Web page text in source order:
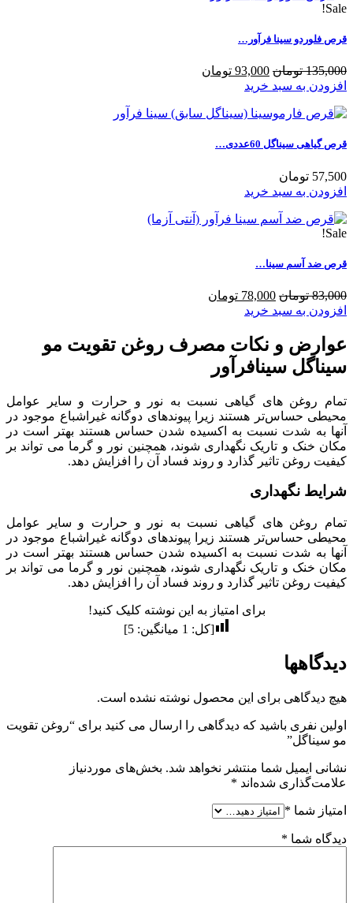
Sale!
قرص فلوردو سینا فرآور…
135,000 تومان
93,000 تومان
افزودن به سبد خرید
قرص گیاهی سیناگل 60عددی…
57,500 تومان
افزودن به سبد خرید
Sale!
قرص ضد آسم سینا…
83,000 تومان
78,000 تومان
افزودن به سبد خرید
عوارض و نکات مصرف روغن تقویت مو
سیناگل سینافرآور
تمام روغن های گیاهی نسبت به نور و حرارت و سایر عوامل
محیطی حساس‌تر هستند زیرا پیوندهای دوگانه غیراشباع موجود در
آنها به شدت نسبت به اکسیده شدن حساس هستند بهتر است در
مکان خنک و تاریک نگهداری شوند، همچنین نور و گرما می تواند بر
کیفیت روغن تاثیر گذارد و روند فساد آن را افزایش دهد.
شرایط نگهداری
تمام روغن های گیاهی نسبت به نور و حرارت و سایر عوامل
محیطی حساس‌تر هستند زیرا پیوندهای دوگانه غیراشباع موجود در
آنها به شدت نسبت به اکسیده شدن حساس هستند بهتر است در
مکان خنک و تاریک نگهداری شوند، همچنین نور و گرما می تواند بر
کیفیت روغن تاثیر گذارد و روند فساد آن را افزایش دهد.
برای امتیاز به این نوشته کلیک کنید!
[کل: 1 میانگین:5
]
دیدگاهها
هیچ دیدگاهی برای این محصول نوشته نشده است.
اولین نفری باشید که دیدگاهی را ارسال می کنید برای “روغن تقویت
مو سیناگل”
نشانی ایمیل شما منتشر نخواهد شد. بخش‌های موردنیاز
علامت‌گذاری شده‌اند *
امتیاز شما *
دیدگاه شما *